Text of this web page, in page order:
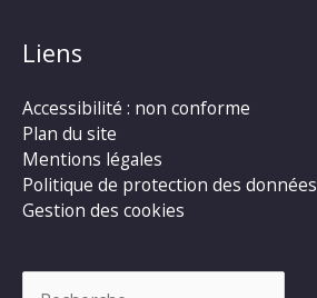
Liens
Accessibilité : non conforme
Plan du site
Mentions légales
Politique de protection des données
Gestion des cookies